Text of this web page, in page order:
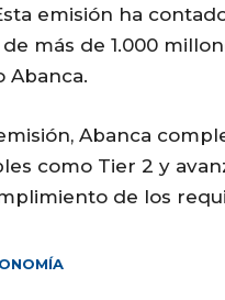
emisión ha
más de 1.000
Abanca.
Abanca
como Tier 2 y
de los